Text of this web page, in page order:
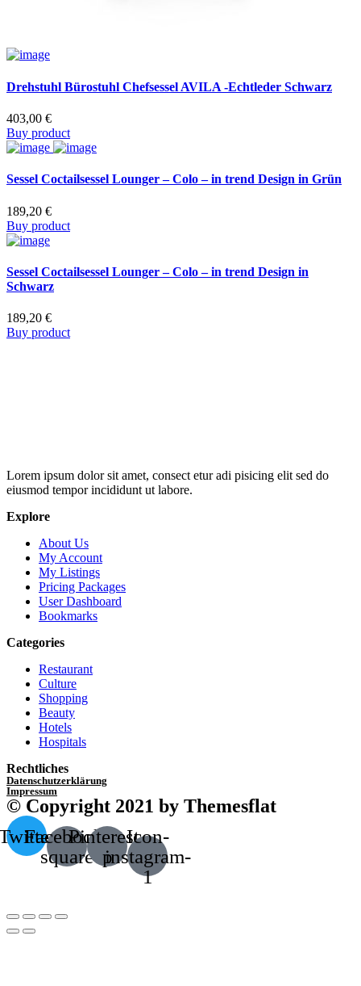
Drehstuhl Bürostuhl Chefsessel AVILA -Echtleder Schwarz
403,00 €
Buy product
Sessel Coctailsessel Lounger – Colo – in trend Design in Grün
189,20 €
Buy product
Sessel Coctailsessel Lounger – Colo – in trend Design in
Schwarz
189,20 €
Buy product
Lorem ipsum dolor sit amet, consect etur adi pisicing elit sed do
eiusmod tempor incididunt ut labore.
Explore
About Us
My Account
My Listings
Pricing Packages
User Dashboard
Bookmarks
Categories
Restaurant
Culture
Shopping
Beauty
Hotels
Hospitals
Rechtliches
Datenschutzerklärung
Impressum
© Copyright 2021 by Themesflat
Facebook-
square
Pinterest-
p
Icon-
instagram-
1